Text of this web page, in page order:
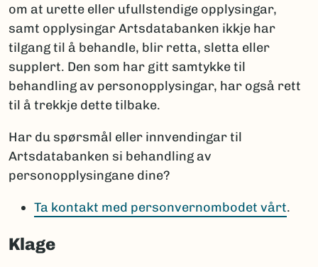
om at urette eller ufullstendige opplysingar,
samt opplysingar Artsdatabanken ikkje har
tilgang til å behandle, blir retta, sletta eller
supplert. Den som har gitt samtykke til
behandling av personopplysingar, har også rett
til å trekkje dette tilbake.
Har du spørsmål eller innvendingar til
Artsdatabanken si behandling av
personopplysingane dine?
Ta kontakt med personvernombodet vårt.
Klage